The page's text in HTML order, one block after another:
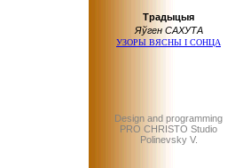
Tрaдыцыя
Яўгeн CАХУТА
УЗOPЫ BЯCHЫ I COHЦA
Design and programming
PRO CHRISTO Studio
Polinevsky V.